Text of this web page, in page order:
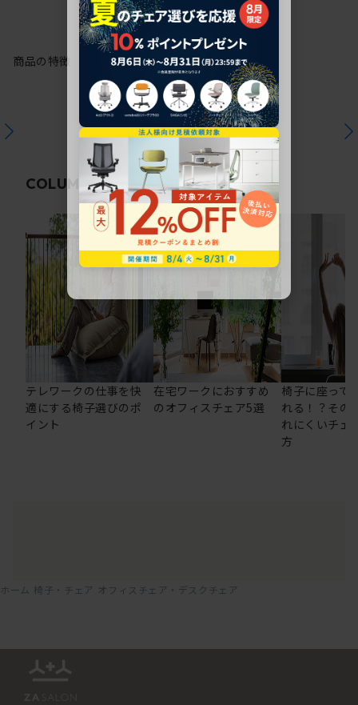
商品の特徴
COLUMN関連コラム
テレワークの仕事を快
適にする椅子選びのポ
イント
在宅ワークにおすすめ
のオフィスチェア5選
椅子に座って
れる！？その
れにくいチェ
方
ホーム 椅子・チェア オフィスチェア・デスクチェア